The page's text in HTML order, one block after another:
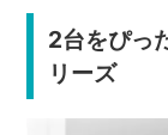
2台をぴっ
リーズ